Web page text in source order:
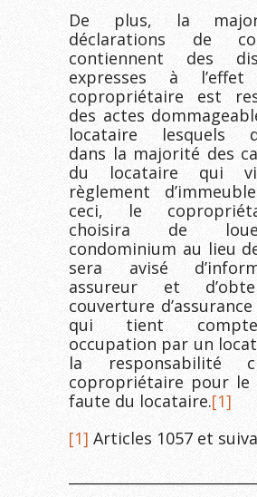
De plus, la
déclarations de
contiennent des
expresses à
copropriétaire est
des actes
locataire lesquels
dans la majorité des
du locataire qui
règlement
ceci, le
choisira de
condominium au lieu
sera avisé
assureur et
couverture
qui tient
occupation par un
la responsabilité
copropriétaire pour
faute du locataire.[1]
[1] Articles 1057 et